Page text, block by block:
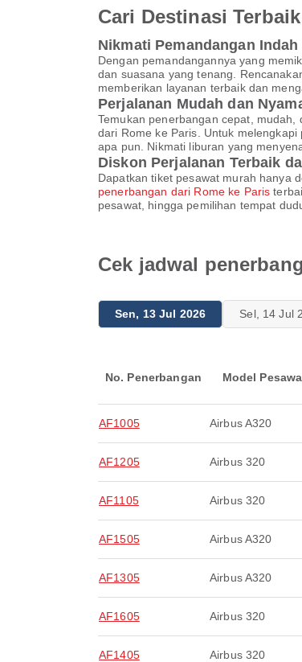
Cari Destinasi
Nikmati Pemandangan
Dengan pemandangannya yang
dan suasana yang tenang.
memberikan layanan terbaik dan
Perjalanan Mudah dan
Temukan penerbangan cepat,
dari Rome ke Paris. Untuk
apa pun. Nikmati liburan yang
Diskon Perjalanan Terbaik
Dapatkan tiket pesawat murah hanya
penerbangan dari Rome ke Paris
pesawat, hingga pemilihan tempat
Cek jadwal
Sen, 13 Jul 2026 Sel, 14 Jul
No. Penerbangan Model
AF1005 Airbus A320
AF1205 Airbus 320
AF1105 Airbus 320
AF1505 Airbus A320
AF1305 Airbus A320
AF1605 Airbus 320
AF1405 Airbus 320